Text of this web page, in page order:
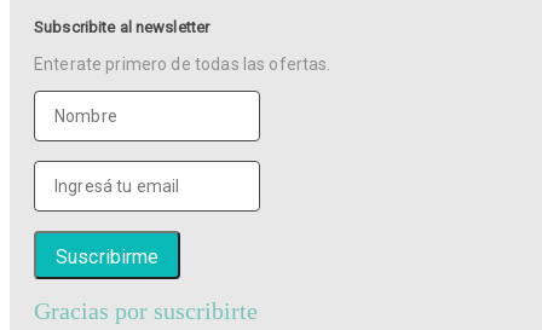
Subscribite al newsletter
Enterate primero de todas las ofertas.
Gracias por suscribirte